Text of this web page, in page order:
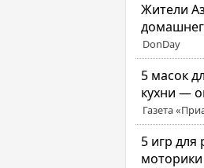
Жители
DonDay
5 масок
кухни —
Газета
5 игр для